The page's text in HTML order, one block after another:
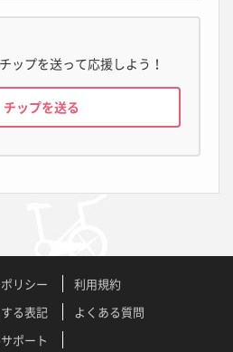
ップを送って応援しよう！
チップを送る
リシー
利用規約
る表記
よくある質問
ポート